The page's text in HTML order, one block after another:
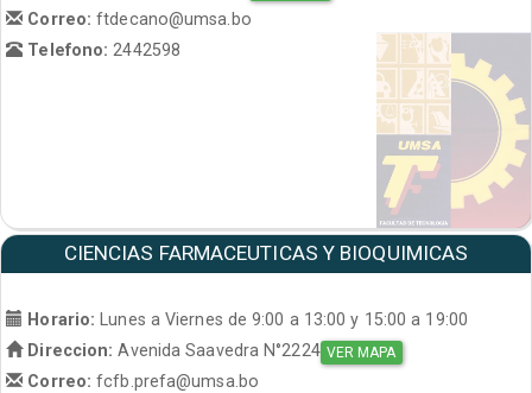
Correo:ftdecano@umsa.bo
Telefono: 2442598
CIENCIAS FARMACEUTICAS Y BIOQUIMICAS
Horario: Lunes a Viernes de 9:00 a 13:00 y 15:00 a 19:00
Direccion: Avenida Saavedra N°2224 VER MAPA
Correo:fcfb.prefa@umsa.bo